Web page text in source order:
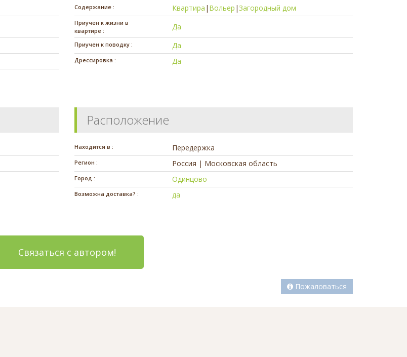
Содержание : Квартира | Вольер |Загородный дом
Приучен к жизни в
квартире :
Да
Приучен к поводку : Да
Дрессировка : Да
Расположение
Находится в : Передержка
Регион : Россия | Московская область
Город : Одинцово
Возможна доставка? : да
Связаться с автором!
Пожаловаться